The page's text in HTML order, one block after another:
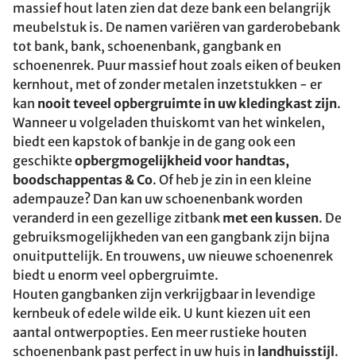
massief hout laten zien dat deze bank een belangrijk
meubelstuk is. De namen variëren van garderobebank
tot bank, bank, schoenenbank, gangbank en
schoenenrek. Puur massief hout zoals eiken of beuken
kernhout, met of zonder metalen inzetstukken - er
kan nooit teveel opbergruimte in uw kledingkast zijn.
Wanneer u volgeladen thuiskomt van het winkelen,
biedt een kapstok of bankje in de gang ook een
geschikteopbergmogelijkheid voor handtas,
boodschappentas & Co. Of heb je zin in een kleine
adempauze? Dan kan uw schoenenbank worden
veranderd in een gezellige zitbank met een kussen. De
gebruiksmogelijkheden van een gangbank zijn bijna
onuitputtelijk. En trouwens, uw nieuwe schoenenrek
biedt u enorm veel opbergruimte.
Houten gangbanken zijn verkrijgbaar in levendige
kernbeuk of edele wilde eik. U kunt kiezen uit een
aantal ontwerpopties. Een meer rustieke houten
schoenenbank past perfect in uw huis in landhuisstijl .